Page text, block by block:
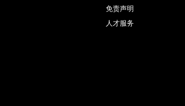
免责声明
人才服务